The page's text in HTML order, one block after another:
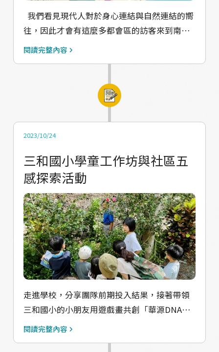
覺⋯⋯ 將會發現很多不期而遇的美好，都是華
源要給你的見面禮。 【華源村快訊/海癒使用
說明書/給社區的話/華源五感DNA地圖/趣味小
遊戲】
最不可 或缺的「認同感」 都是需要用心去保存
及流傳下來的。透過這次計畫的田野調查、田
野報告之產出 以及最後的人文 DNA 地圖和華
源風格展，都願能有助於讓這些老聚落、社區
歷史文化的脈絡 以及屬於華源的記憶與知識不
的感官主題探索華源 （嗅覺、視覺、味覺、觸
感、聽覺、心感） 和社區及學童一起產出感性
DNA地圖與元素，逐步發現華源村土地的細
往，因此才會有這麼多都會區的訪客來到南迴
地區，來到華源社區的天空之鏡、椰林大道打
加體驗到華源村的風格，用感官記憶來記得華
源。故村落與社區自身，必須先定位出屬於自
步。透過這次計畫的田野調查、地圖和華源風
以及屬於華源的記憶不被忘記，讓這些在地性
的根本，能有所本的被述說及傳承下去。 最後
的華源風格展將透過不同的感官主題探索華源
（嗅覺、視覺、味覺、觸感、聽覺、心感），
和社區及學童一起產出感性ＤＮＡ地圖與元
素，逐步發現華源村土地的細節，重新看見本
地元素的原貌，一起 重回感受的能力。並藉由
訪談居民回憶的分享、場景的對話觸發及兒時
記憶的遊戲重現，讓不管哪個年齡層、群體，
都有對話的可能，形塑出不同時空背景下的社
區樣貌。
閱讀完整內容
2023/10/24
三和國小學童工作坊與社區五
感探索活動
走進學校，分享團隊前期投入結果，接著帶領
三和國小的小朋友用遊戲畫共創「華源DNA五
感地圖」，同時更了解自己的家鄉與村落。並
閱讀完整內容